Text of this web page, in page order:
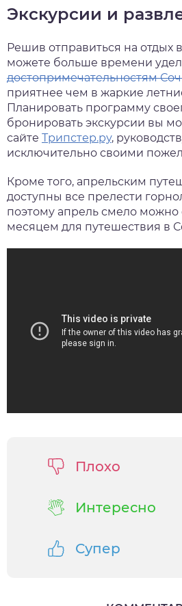
Экскурсии и
Решив отправиться на отдых
можете больше времени
достопримечательностям
приятнее чем в жаркие
Планировать программу
бронировать экскурсии вы
сайте Трипстер.ру,
исключительно своими
Кроме того, апрельским
доступны все прелести
поэтому апрель смело можно
месяцем для путешествия в
Плохо
Интересно
Супер